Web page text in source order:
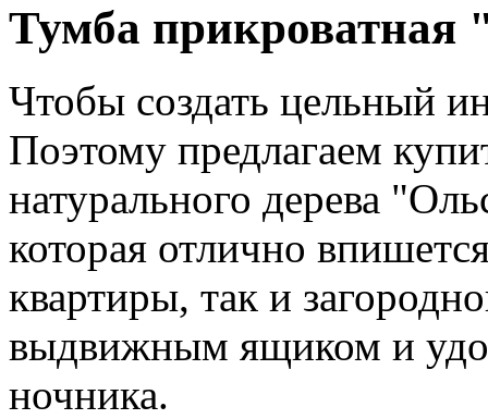
Тумба
Чтобы создать цельный
Поэтому предлагаем
натурального дерева
которая отлично
квартиры, так и
выдвижным ящиком и
ночника.